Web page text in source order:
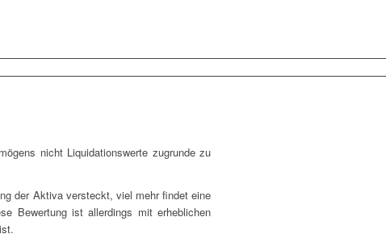
nicht Liquidationswerte zugrunde zu
der Aktiva versteckt, viel mehr findet eine
Bewertung ist allerdings mit erheblichen